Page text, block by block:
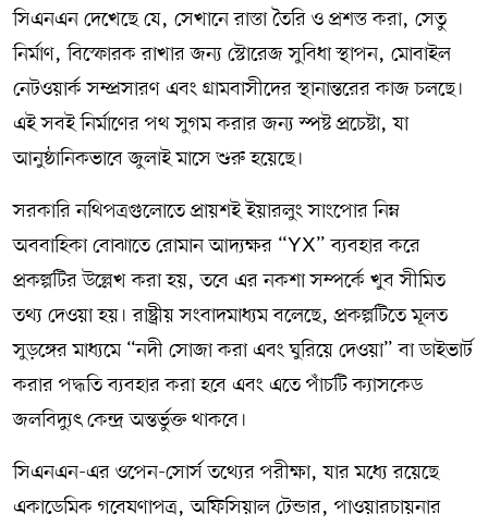
সিএনএন দেখেছে যে, সেখানে রাস্তা তৈরি ও প্রশস্ত করা, সেতু
নির্মাণ, বিস্ফোরক রাখার জন্য স্টোরেজ সুবিধা স্থাপন, মোবাইল
নেটওয়ার্ক সম্প্রসারণ এবং গ্রামবাসীদের স্থানান্তরের কাজ চলছে।
এই সবই নির্মাণের পথ সুগম করার জন্য স্পষ্ট প্রচেষ্টা, যা
আনুষ্ঠানিকভাবে জুলাই মাসে শুরু হয়েছে।
সরকারি নথিপত্রগুলোতে প্রায়শই ইয়ারলুং সাংপোর নিম্ন
অববাহিকা বোঝাতে রোমান আদ্যক্ষর “YX” ব্যবহার করে
প্রকল্পটির উল্লেখ করা হয়, তবে এর নকশা সম্পর্কে খুব সীমিত
তথ্য দেওয়া হয়। রাষ্ট্রীয় সংবাদমাধ্যম বলেছে, প্রকল্পটিতে মূলত
সুড়ঙ্গের মাধ্যমে “নদী সোজা করা এবং ঘুরিয়ে দেওয়া” বা ডাইভার্ট
করার পদ্ধতি ব্যবহার করা হবে এবং এতে পাঁচটি ক্যাসকেড
জলবিদ্যুৎ কেন্দ্র অন্তর্ভুক্ত থাকবে।
সিএনএন-এর ওপেন-সোর্স তথ্যের পরীক্ষা, যার মধ্যে রয়েছে
একাডেমিক গবেষণাপত্র, অফিসিয়াল টেন্ডার, পাওয়ারচায়নার